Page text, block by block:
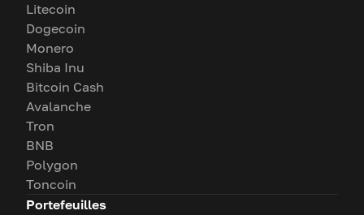
Litecoin
Dogecoin
Monero
Shiba Inu
Bitcoin Cash
Avalanche
Tron
BNB
Polygon
Toncoin
Portefeuilles